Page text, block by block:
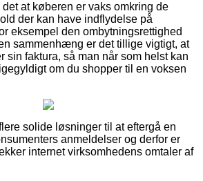
at køberen er vaks omkring de
der kan have indflydelse på
eksempel den ombytningsrettighed
sammenhæng er det tillige vigtigt, at
sin faktura, så man når som helst kan
om du shopper til en voksen
solide løsninger til at eftergå en
anmeldelser og derfor er
internet virksomhedens omtaler af